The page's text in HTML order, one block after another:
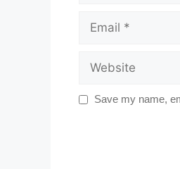
Email
Website
Save my name,